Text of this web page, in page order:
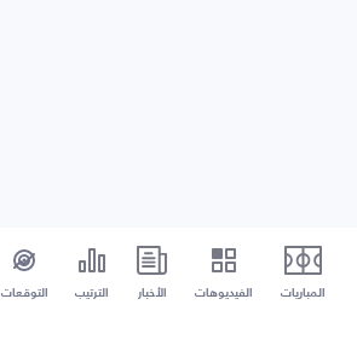
المباريات الفيديوهات الأخبار الترتيب التوقعات